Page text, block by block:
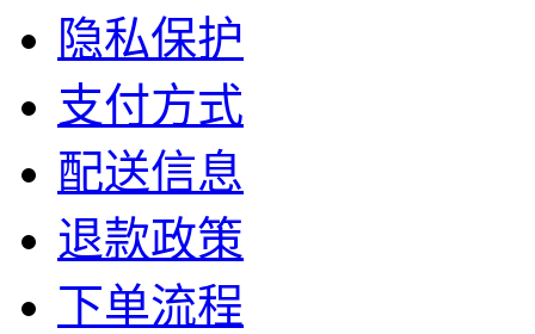
隐私保护
支付方式
配送信息
退款政策
下单流程